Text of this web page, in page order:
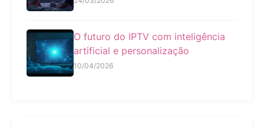
O futuro do IPTV com inteligência
artificial e personalização
10/04/2026